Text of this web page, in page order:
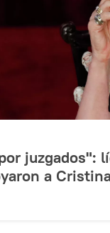
juzgados":
a